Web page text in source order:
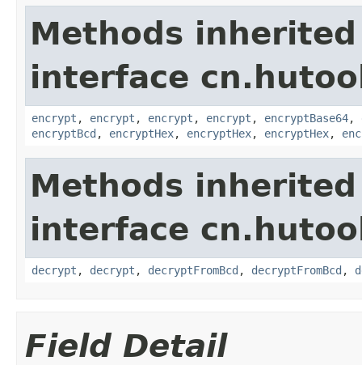
Methods
interface
encrypt , encrypt , encrypt , encrypt , encryptBase64,
encryptBcd , encryptHex, encryptHex, encryptHex,
Methods
interface
decrypt , decrypt , decryptFromBcd , decryptFromBcd ,
Field Detail